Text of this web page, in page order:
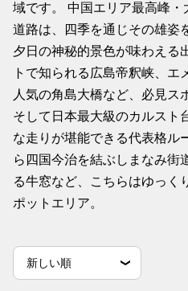
域です。 中国エリア最高峰
道路は、四季を通じその雄姿
夕日の神秘的景色が味わえる
トで知られる広島帝釈峡、
人気の角島大橋など、必見ス
そして日本最大級のカルスト
な走りが堪能できる代表格ル
ら四国今治を結ぶしまなみ街
る牛窓など、こちらはゆっく
ポットエリア。
並
替
並べ替え条件
新しい順